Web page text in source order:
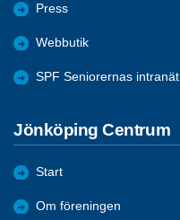
Press
Webbutik
SPF Seniorernas intranät
Jönköping Centrum
Start
Om föreningen